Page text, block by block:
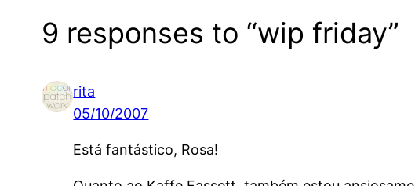
9 responses to “wip friday”
rita
05/10/2007
Está fantástico, Rosa!